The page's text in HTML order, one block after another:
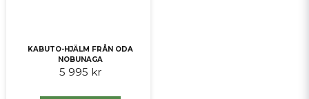
KABUTO-HJÄLM FRÅN ODA
NOBUNAGA
5 995 kr